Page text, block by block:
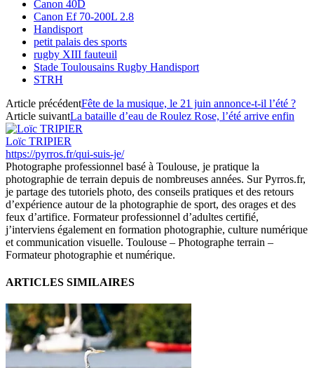
Canon 40D
Canon Ef 70-200L 2.8
Handisport
petit palais des sports
rugby XIII fauteuil
Stade Toulousains Rugby Handisport
STRH
Article précédentFête de la musique, le 21 juin annonce-t-il l’été ?
Article suivantLa bataille d’eau de Roulez Rose, l’été arrive enfin
Loïc TRIPIER
https://pyrros.fr/qui-suis-je/
Photographe professionnel basé à Toulouse, je pratique la
photographie de terrain depuis de nombreuses années. Sur Pyrros.fr,
je partage des tutoriels photo, des conseils pratiques et des retours
d’expérience autour de la photographie de sport, des orages et des
feux d’artifice. Formateur professionnel d’adultes certifié,
j’interviens également en formation photographie, culture numérique
et communication visuelle. Toulouse – Photographe terrain –
Formateur photographie et numérique.
ARTICLES SIMILAIRES